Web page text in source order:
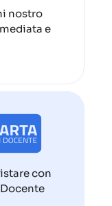
nostro
e
con